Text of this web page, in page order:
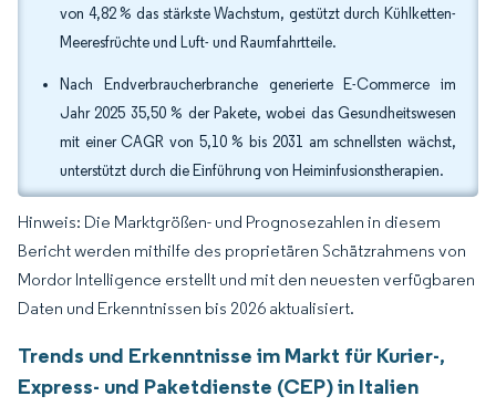
von 4,82 % das stärkste Wachstum, gestützt durch Kühlketten-
Meeresfrüchte und Luft- und Raumfahrtteile.
Nach Endverbraucherbranche generierte E-Commerce im
Jahr 2025 35,50 % der Pakete, wobei das Gesundheitswesen
mit einer CAGR von 5,10 % bis 2031 am schnellsten wächst,
unterstützt durch die Einführung von Heiminfusionstherapien.
Hinweis: Die Marktgrößen- und Prognosezahlen in diesem
Bericht werden mithilfe des proprietären Schätzrahmens von
Mordor Intelligence erstellt und mit den neuesten verfügbaren
Daten und Erkenntnissen bis 2026 aktualisiert.
Trends und Erkenntnisse im Markt für Kurier-,
Express- und Paketdienste (CEP) in Italien